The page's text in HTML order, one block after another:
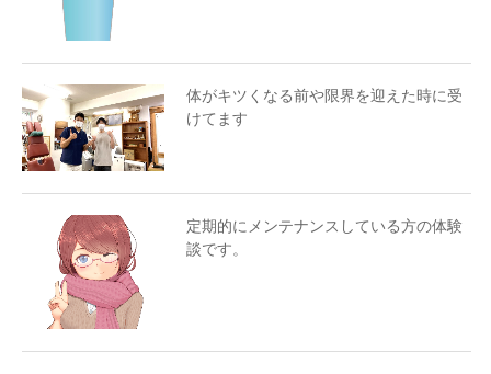
体がキツくなる前や限界を迎えた時に受
けてます
定期的にメンテナンスしている方の体験
談です。